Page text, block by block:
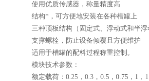
使用优质传感器，称量精度高
结构*，可方便地安装在各种槽罐上
三种顶板结构（固定式、浮动式和半
支撑螺栓，防止设备倾覆且方便维护
适用于槽罐的配料过程称重控制。
模块技术参数：
额定载荷：0.25，0.3，0.5，0.75，1，